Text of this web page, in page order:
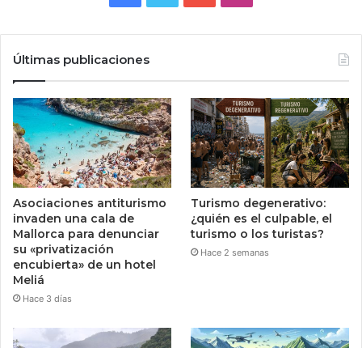
Últimas publicaciones
Asociaciones antiturismo
invaden una cala de
Mallorca para denunciar
su «privatización
encubierta» de un hotel
Meliá
Hace 3 días
Turismo degenerativo:
¿quién es el culpable, el
turismo o los turistas?
Hace 2 semanas